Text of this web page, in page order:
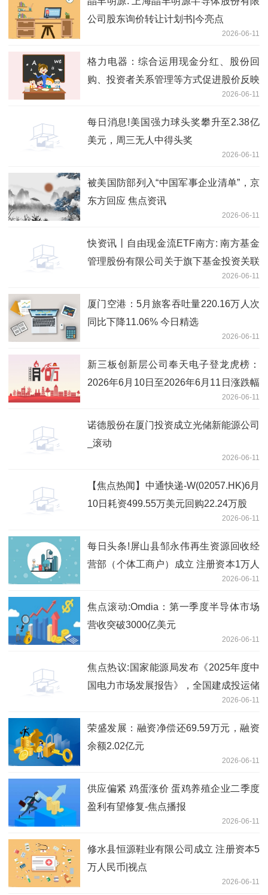
公司股东询价转让计划书|今亮点
2026-06-11
格力电器：综合运用现金分红、股份回
购、投资者关系管理等方式促进股价反映
2026-06-11
每日消息!美国强力球头奖攀升至2.38亿
美元，周三无人中得头奖
2026-06-11
被美国防部列入“中国军事企业清单”，京
东方回应 焦点资讯
2026-06-11
快资讯丨自由现金流ETF南方: 南方基金
管理股份有限公司关于旗下基金投资关联
方承销可转换公司债券的关联交易公告
2026-06-11
厦门空港：5月旅客吞吐量220.16万人次
同比下降11.06% 今日精选
2026-06-11
新三板创新层公司奉天电子登龙虎榜：
2026年6月10日至2026年6月11日涨跌幅
2026-06-11
诺德股份在厦门投资成立光储新能源公司
_滚动
2026-06-11
【焦点热闻】中通快递-W(02057.HK)6月
10日耗资499.55万美元回购22.24万股
2026-06-11
每日头条!屏山县邹永伟再生资源回收经
营部（个体工商户）成立 注册资本1万人
2026-06-11
焦点滚动:Omdia：第一季度半导体市场
营收突破3000亿美元
2026-06-11
焦点热议:国家能源局发布《2025年度中
国电力市场发展报告》，全国建成投运储
2026-06-11
荣盛发展：融资净偿还69.59万元，融资
余额2.02亿元
2026-06-11
供应偏紧 鸡蛋涨价 蛋鸡养殖企业二季度
盈利有望修复-焦点播报
2026-06-11
修水县恒源鞋业有限公司成立 注册资本5
万人民币|视点
2026-06-11